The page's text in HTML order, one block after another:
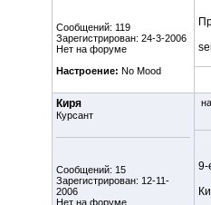
Сообщений: 119
Зарегистрирован: 24-3-2006
Нет на форуме
Настроение: No Mood
Киря
Курсант
Сообщений: 15
Зарегистрирован: 12-11-
2006
Нет на форуме
9-